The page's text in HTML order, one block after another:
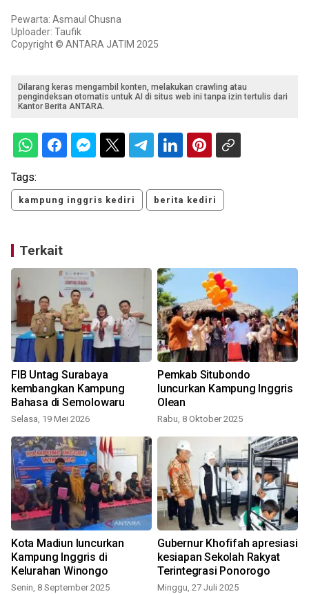
Pewarta: Asmaul Chusna
Uploader: Taufik
Copyright © ANTARA JATIM 2025
Dilarang keras mengambil konten, melakukan crawling atau
pengindeksan otomatis untuk AI di situs web ini tanpa izin tertulis dari
Kantor Berita ANTARA.
Tags:
kampung inggris kediri berita kediri
Terkait
FIB Untag Surabaya
kembangkan Kampung
Bahasa di Semolowaru
Selasa, 19 Mei 2026
Pemkab Situbondo
luncurkan Kampung Inggris
Olean
Rabu, 8 Oktober 2025
Kota Madiun luncurkan
Kampung Inggris di
Kelurahan Winongo
Senin, 8 September 2025
Gubernur Khofifah apresiasi
kesiapan Sekolah Rakyat
Terintegrasi Ponorogo
Minggu, 27 Juli 2025